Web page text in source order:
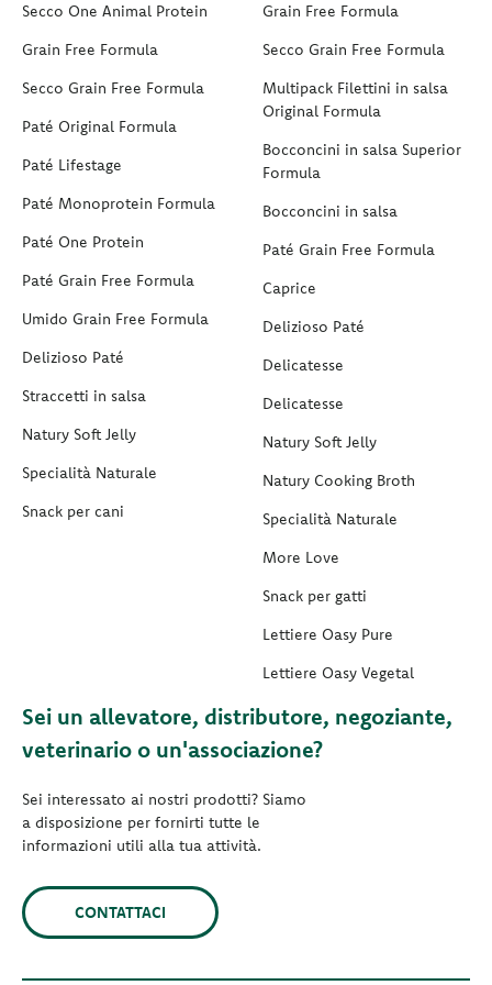
Secco One Animal Protein
Grain Free Formula
Secco Grain Free Formula
Paté Original Formula
Paté Lifestage
Paté Monoprotein Formula
Paté One Protein
Paté Grain Free Formula
Umido Grain Free Formula
Delizioso Paté
Straccetti in salsa
Natury Soft Jelly
Specialità Naturale
Snack per cani
Grain Free Formula
Secco Grain Free Formula
Multipack Filettini in salsa
Original Formula
Bocconcini in salsa Superior
Formula
Bocconcini in salsa
Paté Grain Free Formula
Caprice
Delizioso Paté
Delicatesse
Delicatesse
Natury Soft Jelly
Natury Cooking Broth
Specialità Naturale
More Love
Snack per gatti
Lettiere Oasy Pure
Lettiere Oasy Vegetal
Sei un allevatore, distributore, negoziante,
veterinario o un'associazione?
Sei interessato ai nostri prodotti? Siamo
a disposizione per fornirti tutte le
informazioni utili alla tua attività.
CONTATTACI